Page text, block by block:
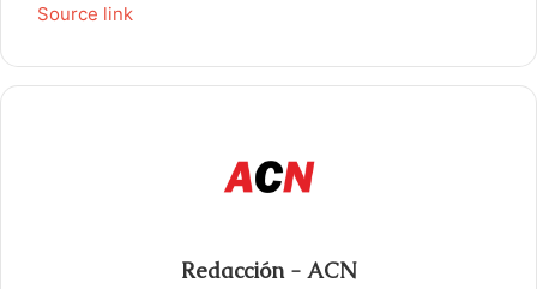
Source link
Redacción - ACN